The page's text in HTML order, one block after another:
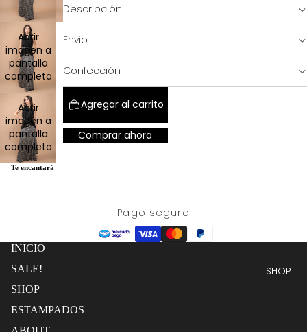
SHOP
Abrir
imagen a
pantalla
completa
Abrir
imagen a
pantalla
completa
Descripción
Envío
Confección
Agregar al carrito
Comprar ahora
Te encantará
Pago seguro
INICIO
SALE!
SHOP
ESTAMPADOS